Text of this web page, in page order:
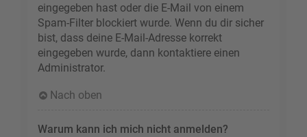
eingegeben hast oder die E-Mail von einem
Spam-Filter blockiert wurde. Wenn du dir sicher
bist, dass deine E-Mail-Adresse korrekt
eingegeben wurde, dann kontaktiere einen
Administrator.
Nach oben
Warum kann ich mich nicht anmelden?